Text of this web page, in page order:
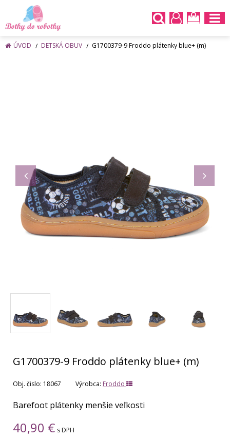
ÚVOD DETSKÁ OBUV G1700379-9 Froddo plátenky blue+ (m)
G1700379-9 Froddo plátenky blue+ (m)
Obj. čislo: 18067 Výrobca: Froddo
Barefoot plátenky menšie veľkosti
40,90 € s DPH